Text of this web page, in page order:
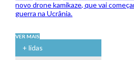
novo drone kamikaze, que vai
guerra na Ucrânia.
VER MAIS
+ lidas